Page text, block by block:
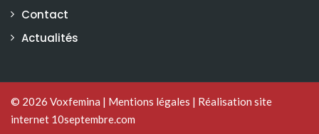
Contact
Actualités
© 2026 Voxfemina | Mentions légales | Réalisation site
internet 10septembre.com